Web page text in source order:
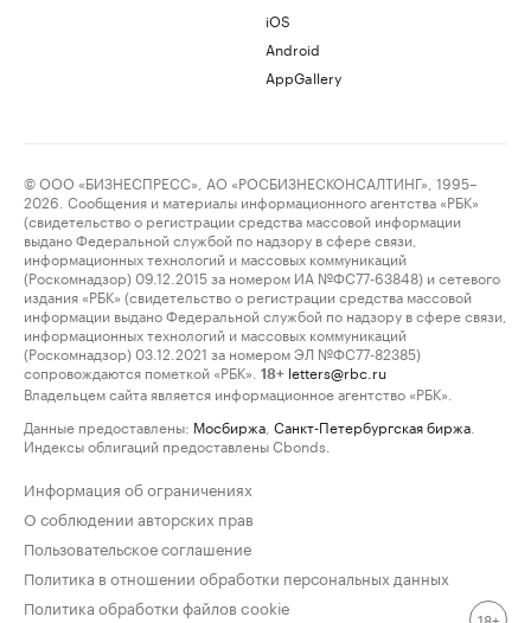
iOS
Android
AppGallery
© ООО «БИЗНЕСПРЕСС», АО «РОСБИЗНЕСКОНСАЛТИНГ», 1995–
2026. Сообщения и материалы информационного агентства «РБК»
(свидетельство о регистрации средства массовой информации
выдано Федеральной службой по надзору в сфере связи,
информационных технологий и массовых коммуникаций
(Роскомнадзор) 09.12.2015 за номером ИА №ФС77-63848) и сетевого
издания «РБК» (свидетельство о регистрации средства массовой
информации выдано Федеральной службой по надзору в сфере связи,
информационных технологий и массовых коммуникаций
(Роскомнадзор) 03.12.2021 за номером ЭЛ №ФС77-82385)
сопровождаются пометкой «РБК».
18+ letters@rbc.ru
Владельцем сайта является информационное агентство «РБК».
Данные предоставлены: Мосбиржа Санкт-Петербургская биржа
Индексы облигаций предоставлены Cbonds.
Информация об ограничениях
О соблюдении авторских прав
Пользовательское соглашение
Политика в отношении обработки персональных данных
Политика обработки файлов cookie